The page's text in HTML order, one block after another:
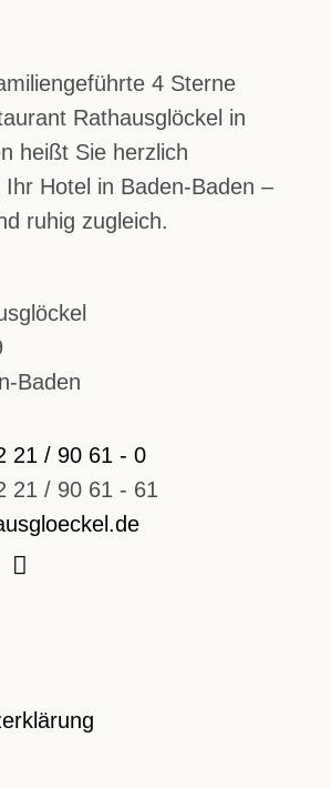
4 Sterne
Rathausglöckel in
heißt Sie herzlich
Ihr Hotel in Baden-Baden –
ruhig zugleich.
Baden
21 / 90 61 - 0
21 / 90 61 - 61